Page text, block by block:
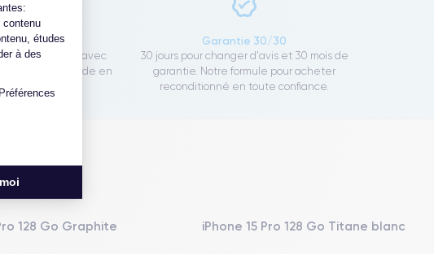
contenu
études
à des
et en France
contact direct avec
résolution rapide en
pépin.
Garantie 30/30
30 jours pour changer d'avis et 30 mois de
garantie. Notre formule pour acheter
reconditionné en toute confiance.
128 Go Graphite iPhone 15 Pro 128 Go Titane blanc